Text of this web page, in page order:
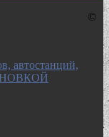
автостанций,
©